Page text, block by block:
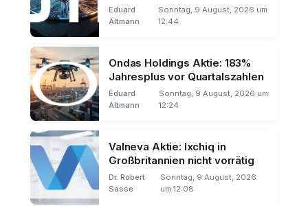
Eduard
Altmann
Sonntag, 9 August, 2026 um
12:44
Ondas Holdings Aktie: 183%
Jahresplus vor Quartalszahlen
Eduard
Altmann
Sonntag, 9 August, 2026 um
12:24
Valneva Aktie: Ixchiq in
Großbritannien nicht vorrätig
Dr. Robert
Sasse
Sonntag, 9 August, 2026
um 12:08